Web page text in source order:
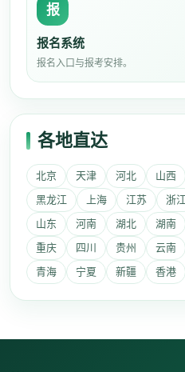
报
报名系统
报名入口与报考安排。
各地直达
北京 天津 河北 山西
黑龙江
上海 江苏 浙江
山东
河南 湖北 湖南
重庆
四川 贵州 云南
青海
宁夏 新疆 香港